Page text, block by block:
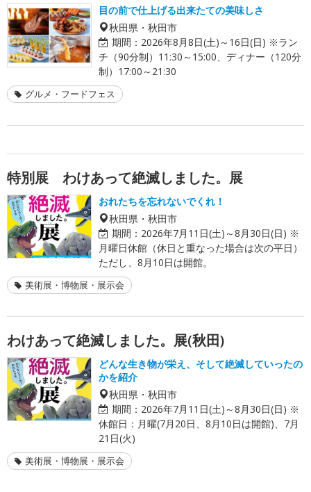
目の前で仕上げる出来たての美味しさ
秋田県・秋田市
期間： 2026年8月8日(土)～16日(日) ※ラン
チ（90分制）11:30～15:00、ディナー（120分
制）17:00～21:30
グルメ・フードフェス
特別展 わけあって絶滅しました。展
おれたちを忘れないでくれ！
秋田県・秋田市
期間： 2026年7月11日(土)～8月30日(日) ※
月曜日休館（休日と重なった場合は次の平日）
ただし、8月10日は開館。
美術展・博物展・展示会
わけあって絶滅しました。展(秋田)
どんな生き物が栄え、そして絶滅していったの
かを紹介
秋田県・秋田市
期間： 2026年7月11日(土)～8月30日(日) ※
休館日：月曜(7月20日、8月10日は開館)、7月
21日(火)
美術展・博物展・展示会